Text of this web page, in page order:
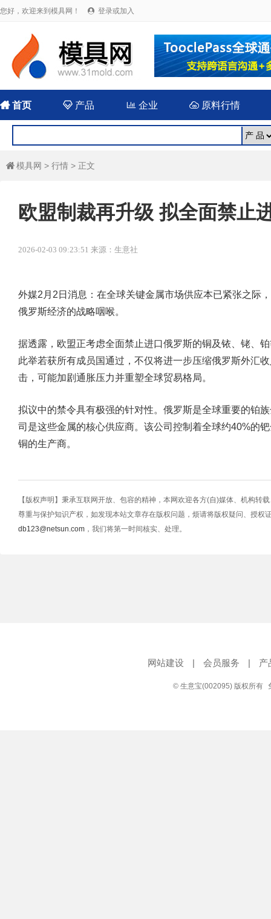
您好，欢迎来到模具网！  登录或加入
首页  产品 企业 原料行情
 模具网 > 行情 > 正文
欧盟制裁再升级 拟全面禁止
2026-02-03 09:23:51 来源：生意社
外媒2月2日消息：在全球关键金属市场供应本已紧张之际
俄罗斯经济的战略咽喉。
据透露，欧盟正考虑全面禁止进口俄罗斯的铜及铱、铑、
此举若获所有成员国通过，不仅将进一步压缩俄罗斯外汇
击，可能加剧通胀压力并重塑全球贸易格局。
拟议中的禁令具有极强的针对性。俄罗斯是全球重要的铂
司是这些金属的核心供应商。该公司控制着全球约40%的
铜的生产商。
【版权声明】秉承互联网开放、包容的精神，本网欢迎各方(自)媒体、机构转
尊重与保护知识产权，如发现本站文章存在版权问题，烦请将版权疑问、授权
db123@netsun.com ，我们将第一时间核实、处理。
网站建设 | 会员服务 | 产
© 生意宝(002095) 版权所有